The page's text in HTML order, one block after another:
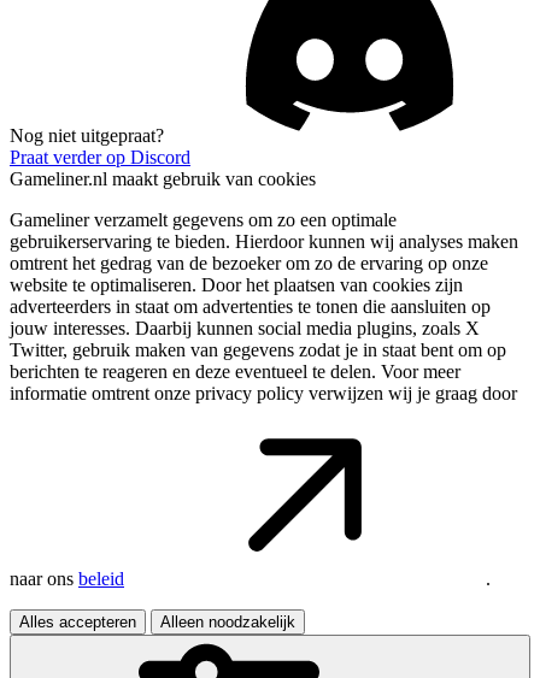
Nog niet uitgepraat?
Praat verder op Discord
Gameliner.nl maakt gebruik van cookies
Gameliner verzamelt gegevens om zo een optimale
gebruikerservaring te bieden. Hierdoor kunnen wij analyses maken
omtrent het gedrag van de bezoeker om zo de ervaring op onze
website te optimaliseren. Door het plaatsen van cookies zijn
adverteerders in staat om advertenties te tonen die aansluiten op
jouw interesses. Daarbij kunnen social media plugins, zoals X
Twitter, gebruik maken van gegevens zodat je in staat bent om op
berichten te reageren en deze eventueel te delen. Voor meer
informatie omtrent onze privacy policy verwijzen wij je graag door
naar ons beleid .
Alles accepteren Alleen noodzakelijk